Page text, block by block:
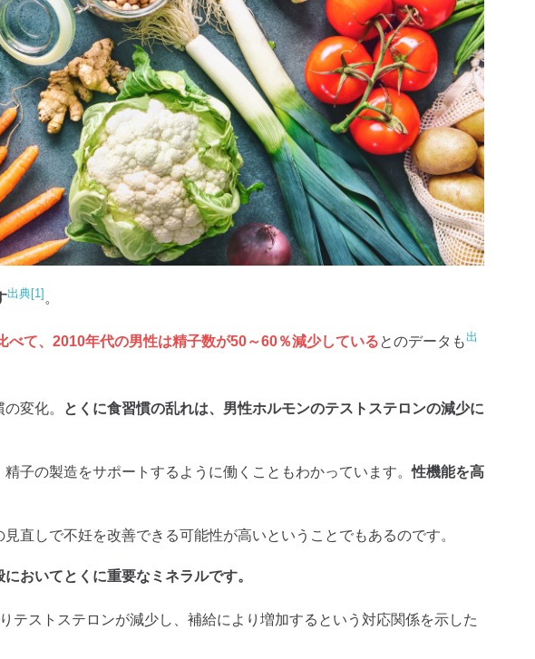
出典[1] 。
べて、2010年代の男性は精子数が50～60％減少しているとのデータも出
変化。
とくに食習慣の乱れは、男性ホルモンのテストステロンの減少に
子の製造をサポートするように働くこともわかっています。性機能を高
直しで不妊を改善できる可能性が高いということでもあるのです。
おいてとくに重要なミネラルです。
りテストステロンが減少し、補給により増加するという対応関係を示した